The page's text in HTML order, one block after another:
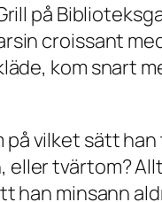
på
croissant
kom snart
på vilket sätt
tvärtom?
han minsann